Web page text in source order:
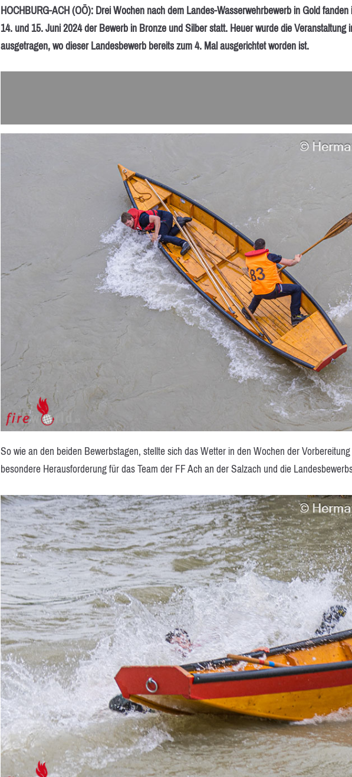
HOCHBURG-ACH (OÖ): Drei Wochen nach dem Landes-Wasserwehrbewerb in Gold
14. und 15. Juni 2024 der Bewerb in Bronze und Silber statt. Heuer wurde die Veranstaltung
ausgetragen, wo dieser Landesbewerb bereits zum 4. Mal ausgerichtet worden ist.
So wie an den beiden Bewerbstagen, stellte sich das Wetter in den Wochen der
besondere Herausforderung für das Team der FF Ach an der Salzach und die